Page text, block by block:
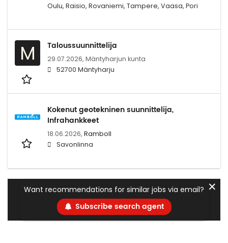
Oulu, Raisio, Rovaniemi, Tampere, Vaasa, Pori
M Taloussuunnittelija
29.07.2026, Mäntyharjun kunta
52700 Mäntyharju
Kokenut geotekninen suunnittelija,
Infrahankkeet
18.06.2026, Ramboll
Savonlinna
Want recommendations for similar jobs via email?
Subscribe search agent
✕